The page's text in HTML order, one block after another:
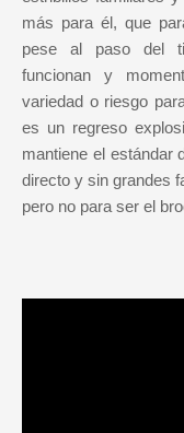
más para él, que
pese al paso del
funcionan y
variedad o riesgo
es un regreso
mantiene el estándar
directo y sin grandes
pero no para ser el